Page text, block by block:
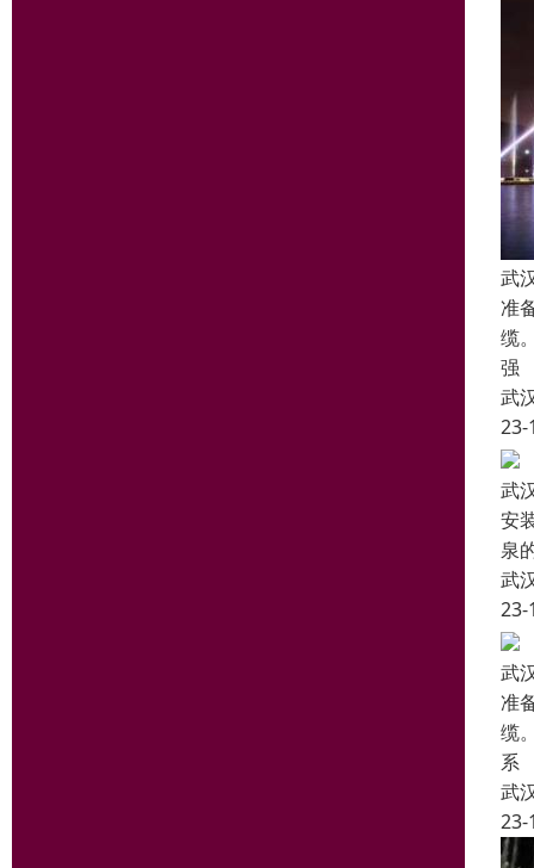
武
准
缆
强
武
23-
武
安
泉
武
23-
武
准
缆
系
武
23-